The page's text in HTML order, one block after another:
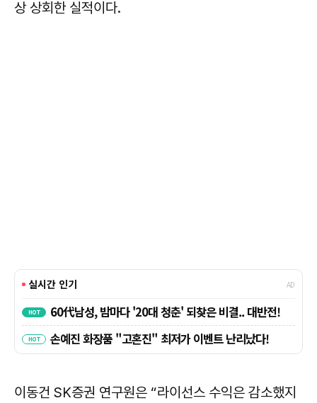
상 상회한 실적이다.
이동건 SK증권 연구원은 “라이선스 수익은 감소했지